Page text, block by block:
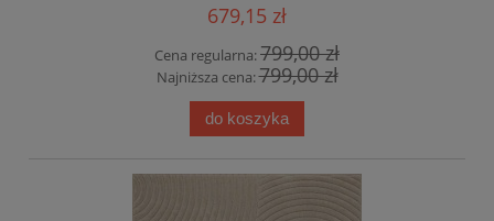
679,15 zł
Cena regularna:799,00 zł
Najniższa cena:799,00 zł
do koszyka